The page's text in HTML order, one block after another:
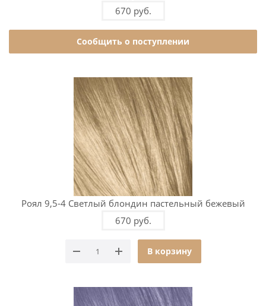
670 руб.
Сообщить о поступлении
Роял 9,5-4 Светлый блондин пастельный бежевый
670 руб.
В корзину